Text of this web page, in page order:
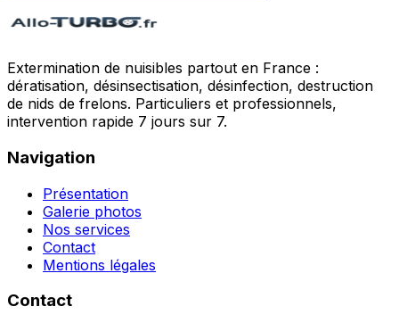
Extermination de nuisibles partout en France :
dératisation, désinsectisation, désinfection, destruction
de nids de frelons. Particuliers et professionnels,
intervention rapide 7 jours sur 7.
Navigation
Présentation
Galerie photos
Nos services
Contact
Mentions légales
Contact